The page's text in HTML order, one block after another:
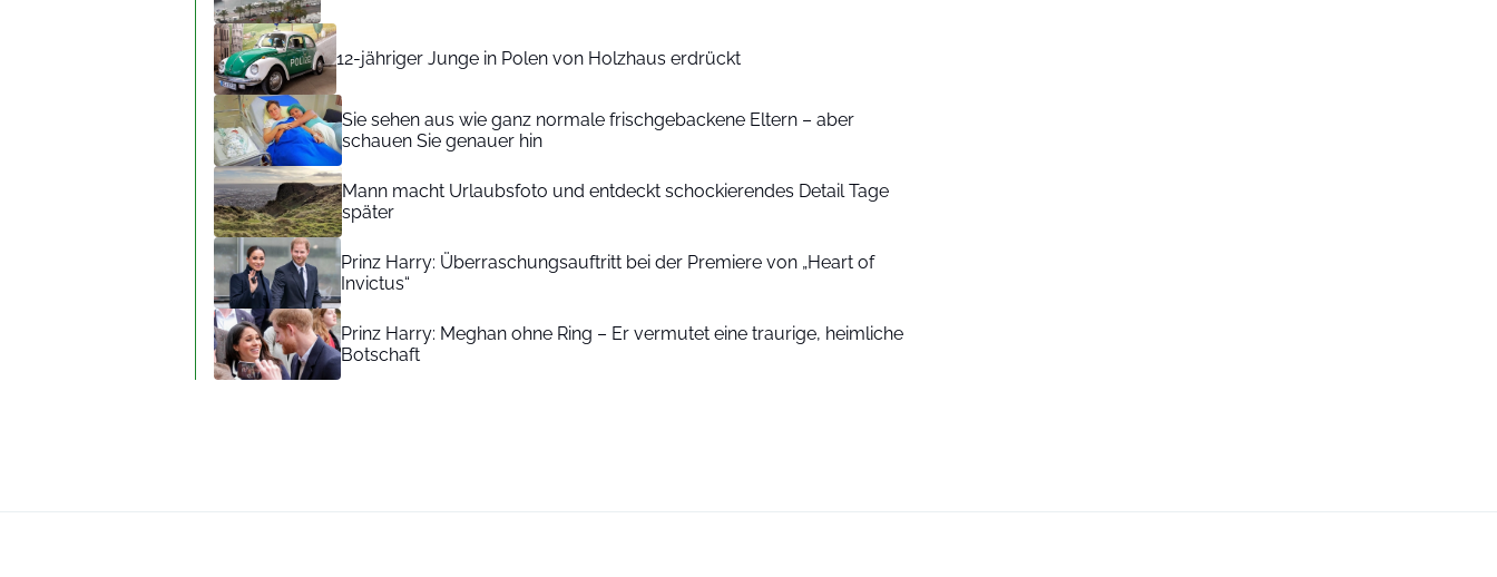
12-jähriger Junge in Polen von Holzhaus erdrückt
Sie sehen aus wie ganz normale frischgebackene Eltern – aber
schauen Sie genauer hin
Mann macht Urlaubsfoto und entdeckt schockierendes Detail Tage
später
Prinz Harry: Überraschungsauftritt bei der Premiere von „Heart of
Invictus“
Prinz Harry: Meghan ohne Ring – Er vermutet eine traurige, heimliche
Botschaft